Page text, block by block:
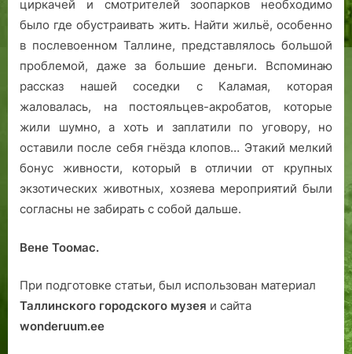
циркачей и смотрителей зоопарков необходимо
было где обустраивать жить. Найти жильё, особенно
в послевоенном Таллине, представлялось большой
проблемой, даже за большие деньги. Вспоминаю
рассказ нашей соседки с Каламая, которая
жаловалась, на постояльцев-акробатов, которые
жили шумно, а хоть и заплатили по уговору, но
оставили после себя гнёзда клопов… Этакий мелкий
бонус живности, который в отличии от крупных
экзотических животных, хозяева мероприятий были
согласны не забирать с собой дальше.
Вене Тоомас.
При подготовке статьи, был использован материал
Таллинского городского музея и сайта
wonderuum.ee